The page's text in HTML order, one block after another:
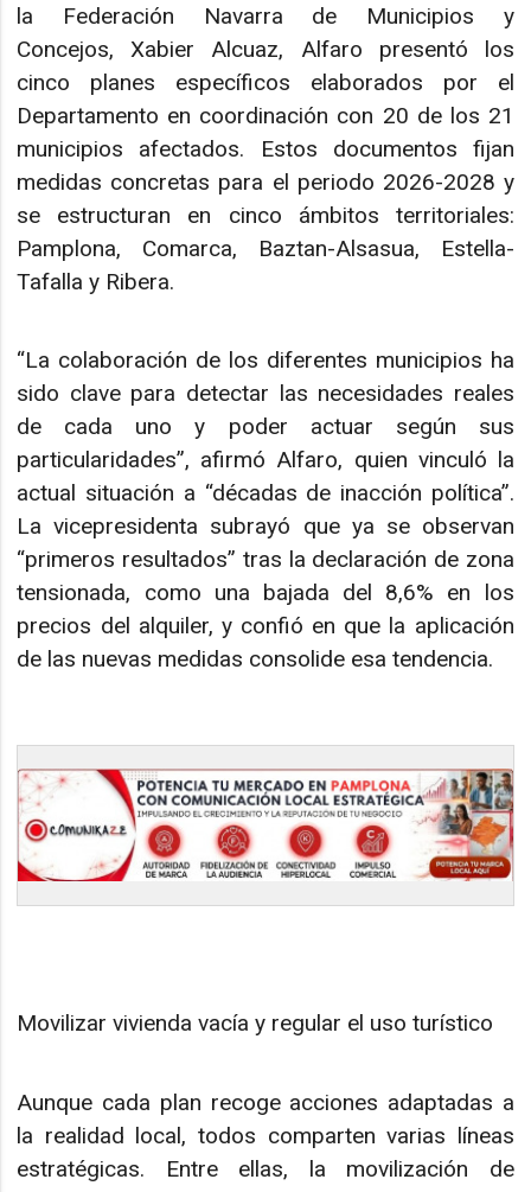
la Federación Navarra de Municipios y
Concejos, Xabier Alcuaz, Alfaro presentó los
cinco planes específicos elaborados por el
Departamento en coordinación con 20 de los 21
municipios afectados. Estos documentos fijan
medidas concretas para el periodo 2026-2028 y
se estructuran en cinco ámbitos territoriales:
Pamplona, Comarca, Baztan-Alsasua, Estella-
Tafalla y Ribera.
“La colaboración de los diferentes municipios ha
sido clave para detectar las necesidades reales
de cada uno y poder actuar según sus
particularidades”, afirmó Alfaro, quien vinculó la
actual situación a “décadas de inacción política”.
La vicepresidenta subrayó que ya se observan
“primeros resultados” tras la declaración de zona
tensionada, como una bajada del 8,6% en los
precios del alquiler, y confió en que la aplicación
de las nuevas medidas consolide esa tendencia.
Movilizar vivienda vacía y regular el uso turístico
Aunque cada plan recoge acciones adaptadas a
la realidad local, todos comparten varias líneas
estratégicas. Entre ellas, la movilización de